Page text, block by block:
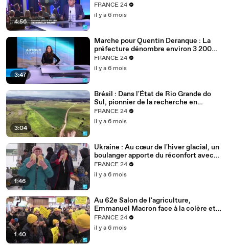
4:56
Trump
FRANCE 24
il y a 6 mois
3:47
Marche pour Quentin Deranque : La
préfecture dénombre environ 3 200
personnes à Lyon
FRANCE 24
il y a 6 mois
3:04
Brésil : Dans l'État de Rio Grande do
Sul, pionnier de la recherche en
agriculture durable
FRANCE 24
il y a 6 mois
1:46
Ukraine : Au cœur de l'hiver glacial, un
boulanger apporte du réconfort avec
son pain
FRANCE 24
il y a 6 mois
1:40
Au 62e Salon de l'agriculture,
Emmanuel Macron face à la colère et
aux inquiétudes des agriculteurs
FRANCE 24
il y a 6 mois